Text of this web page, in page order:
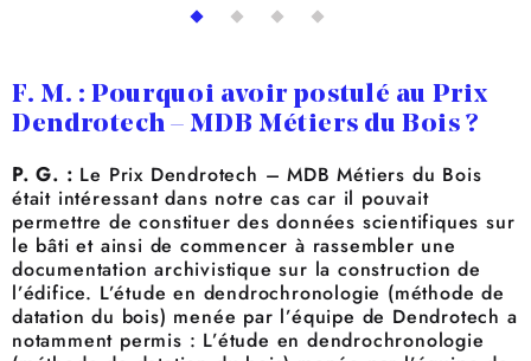
F. M. : Pourquoi avoir postulé au Prix
Dendrotech – MDB Métiers du Bois ?
P. G. : Le Prix Dendrotech – MDB Métiers du Bois
était intéressant dans notre cas car il pouvait
permettre de constituer des données scientifiques sur
le bâti et ainsi de commencer à rassembler une
documentation archivistique sur la construction de
l’édifice. L’étude en dendrochronologie (méthode de
datation du bois) menée par l’équipe de Dendrotech a
notamment permis : L’étude en dendrochronologie